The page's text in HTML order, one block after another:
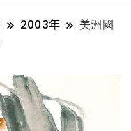
2003年
美洲國